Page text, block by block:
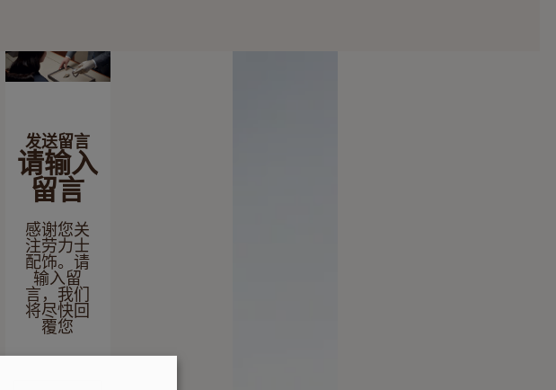
发送留言
请输入
留言
感谢您关
注劳力士
配饰。请
输入留
言，我们
将尽快回
覆您